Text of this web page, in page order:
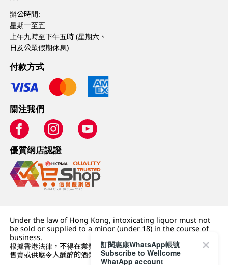
辦公時間:
星期一至五
上午九時至下午五時 (星期六、
日及公眾假期休息)
付款方式
關注我們
優質纲店認證
Under the law of Hong Kong, intoxicating liquor must not
be sold or supplied to a minor (under 18) in the course of
business.
根據香港法律，不得在業務過程中，向未成年人 (18 歲以下人士)
售賣或供應令人醺醉的酒類。
訂閱惠康WhatsApp帳號
Subscribe to Wellcome
WhatApp account